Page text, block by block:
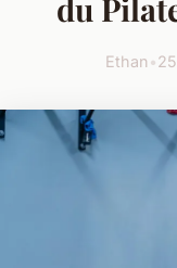
du
Ethan•